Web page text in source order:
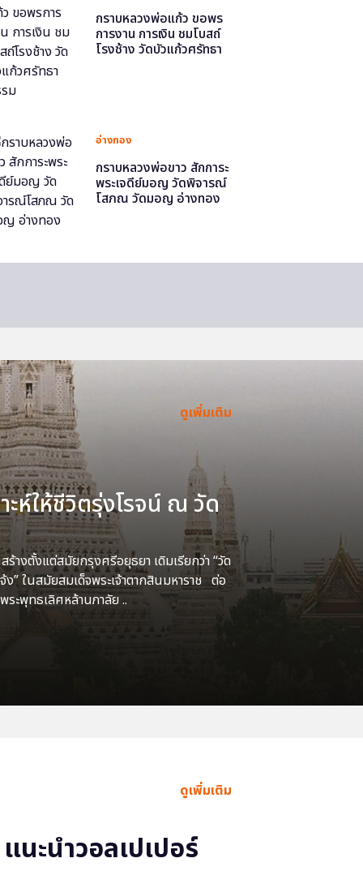
กราบหลวงพ่อแก้ว ขอพร
การงาน การเงิน ชมโบสถ์
โรงช้าง วัดบัวแก้วศรัทธา
อ่างทอง
กราบหลวงพ่อขาว สักการะ
พระเจดีย์มอญ วัดพิจารณ์
โสภณ วัดมอญ อ่างทอง
ดูเพิ่มเติม
าะห์ให้ชีวิตรุ่งโรจน์ ณ วัด
ร้างตั้งแต่สมัยกรุงศรีอยุธยา เดิมเรียกว่า “วัด
” ในสมัยสมเด็จพระเจ้าตากสินมหาราช ต่อ
ระพุทธเลิศหล้านภาลัย ..
ดูเพิ่มเติม
แนะนำวอลเปเปอร์